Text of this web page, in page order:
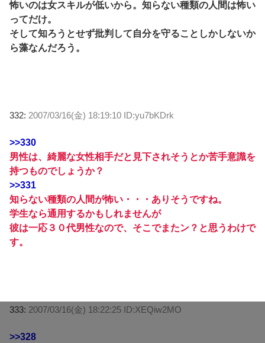
怖いのは女スキルが低いから。知らない種類の人間は怖い
ってだけ。
そして知ろうとせず批判して自分を守ることしかしないか
ら藻なんだろう。
332: 2007/03/16(金) 18:19:10 ID:yu7bKDrk
>>330
男性は、綺麗な女性相手だと見下されそうとか苦手意識を
持つものでしょうか？
>>331
知らない種類の人間が怖い・・・ありそうですね。
学生なら通用するかもしれませんが
彼は一応３０代男性なので、そこでまたン？と思うわけで
す。
333: 2007/03/16(金) 18:22:25 ID:XEQiw2MO
>>328